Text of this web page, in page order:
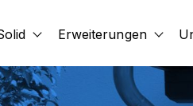
Show submenu for
Erweiterungen